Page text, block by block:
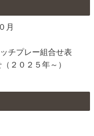
月
チプレー組合せ表
２０２５年～）